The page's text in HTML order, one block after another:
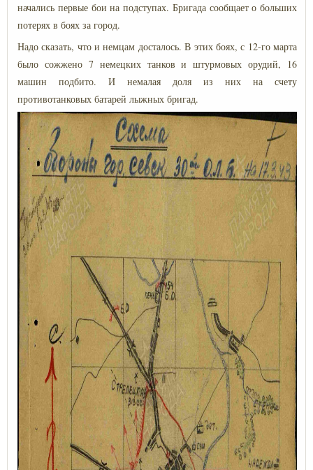
начались первые бои на подступах. Бригада сообщает о больших
потерях в боях за город.
Надо сказать, что и немцам досталось. В этих боях, с 12-го марта
было сожжено 7 немецких танков и штурмовых орудий, 16
машин подбито. И немалая доля из них на счету
противотанковых батарей лыжных бригад.